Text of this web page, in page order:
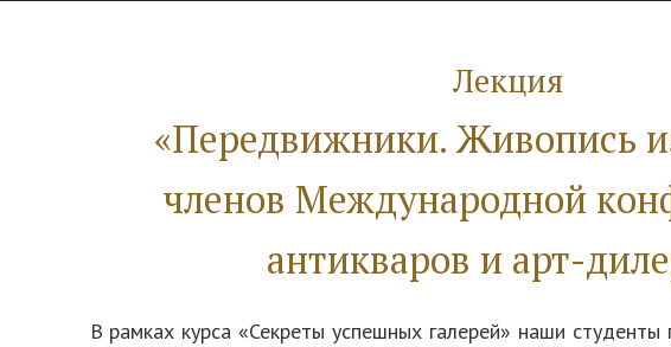
Лекция
«Передвижники. Живопись
членов Международной
антикваров и арт-
В рамках курса «Секреты успешных галерей» наши студенты